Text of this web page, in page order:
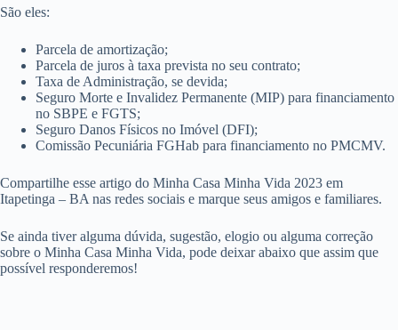
São eles:
Parcela de amortização;
Parcela de juros à taxa prevista no seu contrato;
Taxa de Administração, se devida;
Seguro Morte e Invalidez Permanente (MIP) para financiamento
no SBPE e FGTS;
Seguro Danos Físicos no Imóvel (DFI);
Comissão Pecuniária FGHab para financiamento no PMCMV.
Compartilhe esse artigo do Minha Casa Minha Vida 2023 em
Itapetinga – BA nas redes sociais e marque seus amigos e familiares.
Se ainda tiver alguma dúvida, sugestão, elogio ou alguma correção
sobre o Minha Casa Minha Vida, pode deixar abaixo que assim que
possível responderemos!